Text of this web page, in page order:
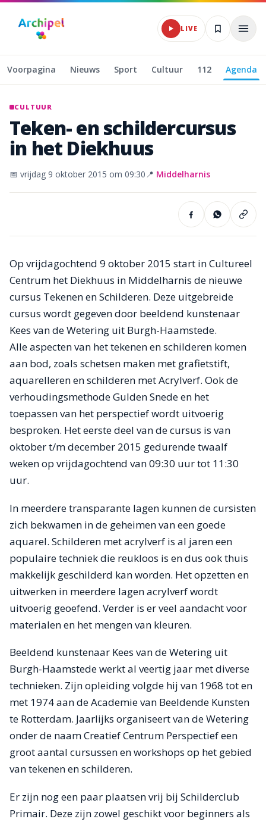
Naar hoofdinhoud
LIVE
Voorpagina Nieuws Sport Cultuur 112 Agenda
CULTUUR
Teken-enschildercursus
in het Diekhuus
📅 vrijdag 9 oktober 2015 om 09:30📍 Middelharnis
Op vrijdagochtend 9 oktober 2015 start in Cultureel
Centrum het Diekhuus in Middelharnis de nieuwe
cursus Tekenen en Schilderen. Deze uitgebreide
cursus wordt gegeven door beeldend kunstenaar
Kees van de Wetering uit Burgh-Haamstede.
Alle aspecten van het tekenen en schilderen komen
aan bod, zoals schetsen maken met grafietstift,
aquarelleren en schilderen met Acrylverf. Ook de
verhoudingsmethode Gulden Snede en het
toepassen van het perspectief wordt uitvoerig
besproken. Het eerste deel van de cursus is van
oktober t/m december 2015 gedurende twaalf
weken op vrijdagochtend van 09:30 uur tot 11:30
uur.
In meerdere transparante lagen kunnen de cursisten
zich bekwamen in de geheimen van een goede
aquarel. Schilderen met acrylverf is al jaren een
populaire techniek die reukloos is en dus ook thuis
makkelijk geschilderd kan worden. Het opzetten en
uitwerken in meerdere lagen acrylverf wordt
uitvoerig geoefend. Verder is er veel aandacht voor
materialen en het mengen van kleuren.
Beeldend kunstenaar Kees van de Wetering uit
Burgh-Haamstede werkt al veertig jaar met diverse
technieken. Zijn opleiding volgde hij van 1968 tot en
met 1974 aan de Academie van Beeldende Kunsten
te Rotterdam. Jaarlijks organiseert van de Wetering
onder de naam Creatief Centrum Perspectief een
groot aantal cursussen en workshops op het gebied
van tekenen en schilderen.
Er zijn nog een paar plaatsen vrij bij Schilderclub
Primair. Deze zijn zowel geschikt voor beginners als